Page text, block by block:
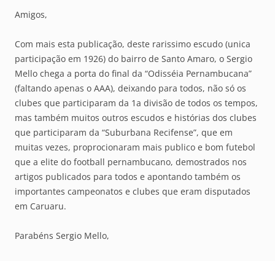
Amigos,
Com mais esta publicação, deste rarissimo escudo (unica
participação em 1926) do bairro de Santo Amaro, o Sergio
Mello chega a porta do final da “Odisséia Pernambucana”
(faltando apenas o AAA), deixando para todos, não só os
clubes que participaram da 1a divisão de todos os tempos,
mas também muitos outros escudos e histórias dos clubes
que participaram da “Suburbana Recifense”, que em
muitas vezes, proprocionaram mais publico e bom futebol
que a elite do football pernambucano, demostrados nos
artigos publicados para todos e apontando também os
importantes campeonatos e clubes que eram disputados
em Caruaru.
Parabéns Sergio Mello,